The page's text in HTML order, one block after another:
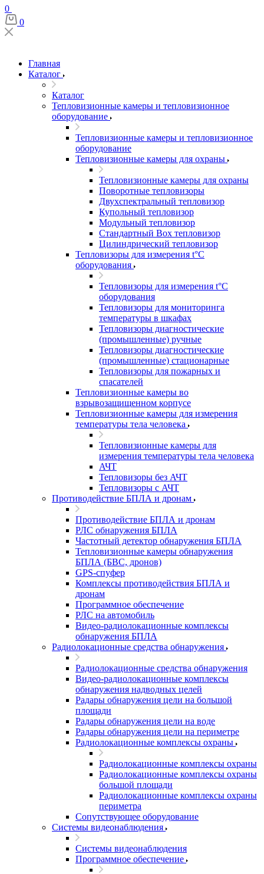
0
0
Главная
Каталог
Каталог
Тепловизионные камеры и тепловизионное
оборудование
Тепловизионные камеры и тепловизионное
оборудование
Тепловизионные камеры для охраны
Тепловизионные камеры для охраны
Поворотные тепловизоры
Двухспектральный тепловизор
Купольный тепловизор
Модульный тепловизор
Стандартный Box тепловизор
Цилиндрический тепловизор
Тепловизоры для измерения t°С
оборудования
Тепловизоры для измерения t°С
оборудования
Тепловизоры для мониторинга
температуры в шкафах
Тепловизоры диагностические
(промышленные) ручные
Тепловизоры диагностические
(промышленные) стационарные
Тепловизоры для пожарных и
спасателей
Тепловизионные камеры во
взрывозащищенном корпусе
Тепловизионные камеры для измерения
температуры тела человека
Тепловизионные камеры для
измерения температуры тела человека
АЧТ
Тепловизоры без АЧТ
Тепловизоры с АЧТ
Противодействие БПЛА и дронам
Противодействие БПЛА и дронам
РЛС обнаружения БПЛА
Частотный детектор обнаружения БПЛА
Тепловизионные камеры обнаружения
БПЛА (БВС, дронов)
GPS-спуфер
Комплексы противодействия БПЛА и
дронам
Программное обеспечение
РЛС на автомобиль
Видео-радиолокационные комплексы
обнаружения БПЛА
Радиолокационные средства обнаружения
Радиолокационные средства обнаружения
Видео-радиолокационные комплексы
обнаружения надводных целей
Радары обнаружения цели на большой
площади
Радары обнаружения цели на воде
Радары обнаружения цели на периметре
Радиолокационные комплексы охраны
Радиолокационные комплексы охраны
Радиолокационные комплексы охраны
большой площади
Радиолокационные комплексы охраны
периметра
Сопутствующее оборудование
Системы видеонаблюдения
Системы видеонаблюдения
Программное обеспечение